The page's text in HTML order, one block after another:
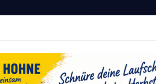
Service